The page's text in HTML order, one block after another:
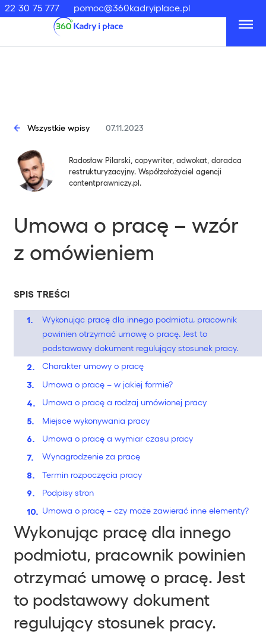
22 30 75 777 pomoc@360kadryiplace.pl
Wszystkie wpisy 07.11.2023
Radosław Pilarski, copywriter, adwokat, doradca
restrukturyzacyjny. Współzałożyciel agencji
contentprawniczy.pl.
Umowa o pracę – wzór
z omówieniem
SPIS TREŚCI
Wykonując pracę dla innego podmiotu, pracownik
powinien otrzymać umowę o pracę. Jest to
podstawowy dokument regulujący stosunek pracy.
Charakter umowy o pracę
Umowa o pracę – w jakiej formie?
Umowa o pracę a rodzaj umówionej pracy
Miejsce wykonywania pracy
Umowa o pracę a wymiar czasu pracy
Wynagrodzenie za pracę
Termin rozpoczęcia pracy
Podpisy stron
Umowa o pracę – czy może zawierać inne elementy?
Wykonując pracę dla innego
podmiotu, pracownik powinien
otrzymać umowę o pracę. Jest
to podstawowy dokument
regulujący stosunek pracy.